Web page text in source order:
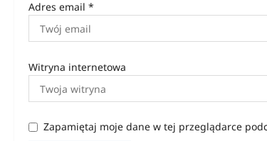
Adres email *
Witryna internetowa
Zapamiętaj moje dane w tej przeglądarce